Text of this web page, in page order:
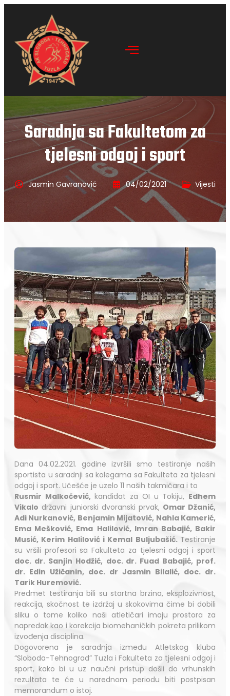
Saradnja sa Fakultetom za
tjelesni odgoj i sport
Jasmin Gavranović 04/02/2021 Vijesti
Dana 04.02.2021. godine izvršili smo testiranje naših
sportista u saradnji sa kolegama sa Fakulteta za tjelesni
odgoj i sport. Učešće je uzelo 11 naših takmičara i to
Rusmir Malkočević,kandidat za OI u Tokiju, Edhem
Vikalo državni juniorski dvoranski prvak, Omar Džanić,
Adi Nurkanović, Benjamin Mijatović, Nahla Kamerić,
Ema Mešković, Ema Halilović, Imran Babajić, Bakir
Musić, Kerim Halilović i Kemal Buljubašić. Testiranje
su vršili profesori sa Fakulteta za tjelesni odgoj i sport
doc. dr. Sanjin Hodžić, doc. dr. Fuad Babajić, prof.
dr. Edin Užičanin, doc. dr Jasmin Bilalić, doc. dr.
Tarik Huremović.
Predmet testiranja bili su startna brzina, eksplozivnost,
reakcija, skočnost te izdržaj u skokovima čime bi dobili
sliku o tome koliko naši atletičari imaju prostora za
napredak kao i korekcija biomehaničkih pokreta prilikom
izvođenja disciplina.
Dogovorena je saradnja između Atletskog kluba
“Sloboda-Tehnograd” Tuzla i Fakulteta za tjelesni odgoj i
sport, kako bi u uz naučni pristup došli do vrhunskih
rezultata te će u narednom periodu biti postpisan
memorandum o istoj.